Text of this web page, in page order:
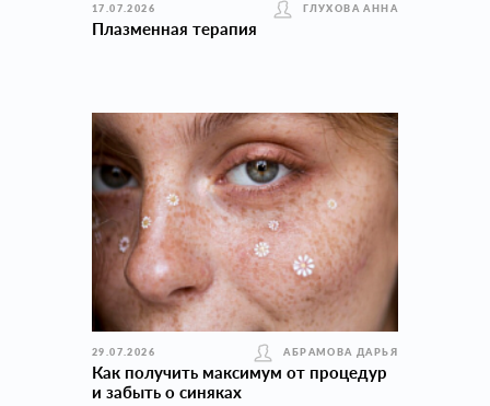
17.07.2026 ГЛУХОВА АННА
Плазменная терапия
29.07.2026 АБРАМОВА ДАРЬЯ
Как получить максимум от процедур
и забыть о синяках